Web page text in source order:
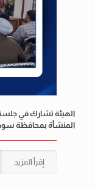
الهيئة تشارك في
المنشأة بمحافظة
إقرأ المزيد